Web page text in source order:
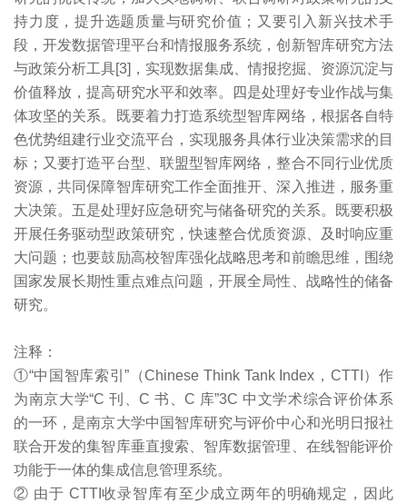
持力度，提升选题质量与研究价值；又要引入新兴技术手
段，开发数据管理平台和情报服务系统，创新智库研究方法
与政策分析工具[3]，实现数据集成、情报挖掘、资源沉淀与
价值释放，提高研究水平和效率。四是处理好专业作战与集
体攻坚的关系。既要着力打造系统型智库网络，根据各自特
色优势组建行业交流平台，实现服务具体行业决策需求的目
标；又要打造平台型、联盟型智库网络，整合不同行业优质
资源，共同保障智库研究工作全面推开、深入推进，服务重
大决策。五是处理好应急研究与储备研究的关系。既要积极
开展任务驱动型政策研究，快速整合优质资源、及时响应重
大问题；也要鼓励高校智库强化战略思考和前瞻思维，围绕
国家发展长期性重点难点问题，开展全局性、战略性的储备
研究。
注释：
①“中国智库索引”（Chinese Think Tank Index，CTTI）作
为南京大学“C 刊、C 书、C 库”3C 中文学术综合评价体系
的一环，是南京大学中国智库研究与评价中心和光明日报社
联合开发的集智库垂直搜索、智库数据管理、在线智能评价
功能于一体的集成信息管理系统。
② 由于 CTTI收录智库有至少成立两年的明确规定，因此